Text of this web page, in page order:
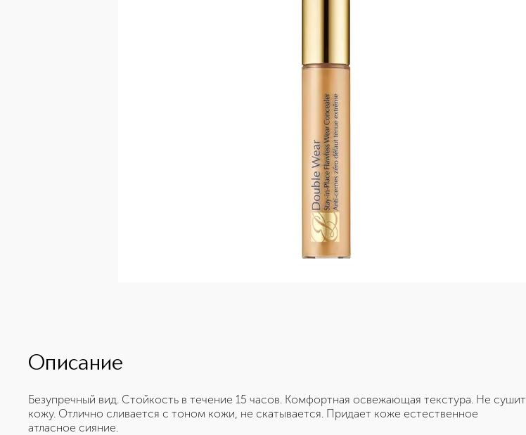
Описание
Безупречный вид. Стойкость в течение 15 часов. Комфортная освежающая текстура. Не сушит
кожу. Отлично сливается с тоном кожи, не скатывается. Придает коже естественное
атласное сияние.